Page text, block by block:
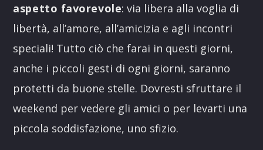
aspetto favorevole: via libera alla voglia di
libertà, all’amore, all’amicizia e agli incontri
speciali! Tutto ciò che farai in questi giorni,
anche i piccoli gesti di ogni giorni, saranno
protetti da buone stelle. Dovresti sfruttare il
weekend per vedere gli amici o per levarti una
piccola soddisfazione, uno sfizio.